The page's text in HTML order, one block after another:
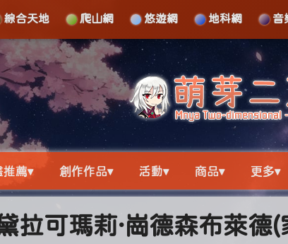
綜合天地 爬山網 悠遊網 地科網 音
推薦▾ 創作作品▾ 活動▾ 商品▾ 更多▾
拉可瑪莉·崗德森布萊德